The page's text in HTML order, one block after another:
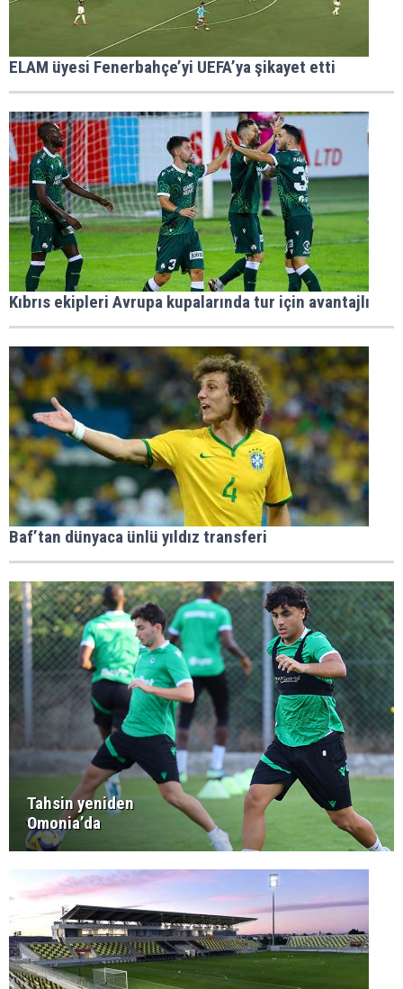
ELAM üyesi Fenerbahçe’yi UEFA’ya şikayet etti
Kıbrıs ekipleri Avrupa kupalarında tur için avantajlı
Baf’tan dünyaca ünlü yıldız transferi
Tahsin yeniden
Omonia’da